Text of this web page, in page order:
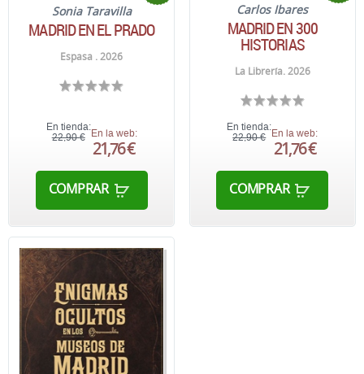
Sonia Taravilla
MADRID EN EL PRADO
Espasa . 2026
En tienda:
22,90 € En la web:
21,76 €
COMPRAR
Carlos Ibares
MADRID EN 300
HISTORIAS
La Librería. 2026
En tienda:
22,90 € En la web:
21,76 €
COMPRAR